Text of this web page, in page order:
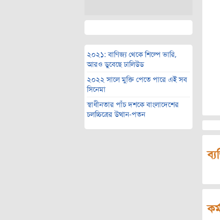
২০২১: বাণিজ্য থেকে শিল্পে ভারি,
আরও ডুবেছে ঢালিউড
২০২২ সালে মুক্তি পেতে পারে এই সব
সিনেমা
স্বাধীনতার পাঁচ দশকে বাংলাদেশের
চলচ্চিত্রের উত্থান-পতন